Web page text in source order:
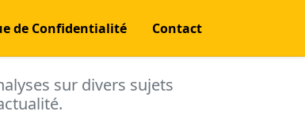
de Confidentialité Contact
sur divers sujets